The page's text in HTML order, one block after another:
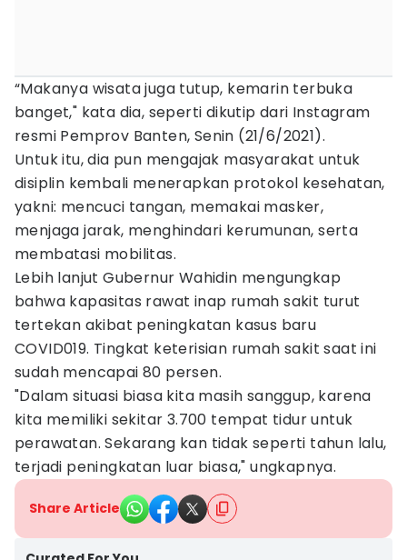
“Makanya wisata juga tutup, kemarin terbuka
banget," kata dia, seperti dikutip dari Instagram
resmi Pemprov Banten, Senin (21/6/2021).
Untuk itu, dia pun mengajak masyarakat untuk
disiplin kembali menerapkan protokol kesehatan,
yakni: mencuci tangan, memakai masker,
menjaga jarak, menghindari kerumunan, serta
membatasi mobilitas.
Lebih lanjut Gubernur Wahidin mengungkap
bahwa kapasitas rawat inap rumah sakit turut
tertekan akibat peningkatan kasus baru
COVID019. Tingkat keterisian rumah sakit saat ini
sudah mencapai 80 persen.
"Dalam situasi biasa kita masih sanggup, karena
kita memiliki sekitar 3.700 tempat tidur untuk
perawatan. Sekarang kan tidak seperti tahun lalu,
terjadi peningkatan luar biasa," ungkapnya.
Share Article